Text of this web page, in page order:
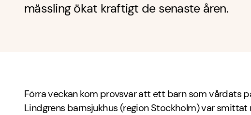
mässling ökat kraftigt de senaste åren.
Förra veckan kom provsvar att ett barn som vårdats
Lindgrens barnsjukhus (region Stockholm) var smittat